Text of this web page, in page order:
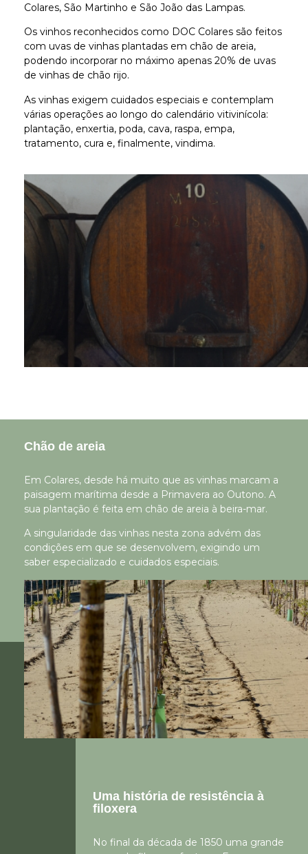
Colares, São Martinho e São João das Lampas.
Os vinhos reconhecidos como DOC Colares são feitos
com uvas de vinhas plantadas em chão de areia,
podendo incorporar no máximo apenas 20% de uvas
de vinhas de chão rijo.
As vinhas exigem cuidados especiais e contemplam
várias operações ao longo do calendário vitivinícola:
plantação, enxertia, poda, cava, raspa, empa,
tratamento, cura e, finalmente, vindima.
Chão de areia
Em Colares, desde há muito que as vinhas marcam a
paisagem marítima desde a Primavera ao Outono. A
sua plantação é feita em chão de areia à beira-mar.
A singularidade das vinhas nesta zona advém das
condições em que se desenvolvem, exigindo um
saber especializado e cuidados especiais.
Uma história de resistência à
filoxera
No final da década de 1850 uma grande